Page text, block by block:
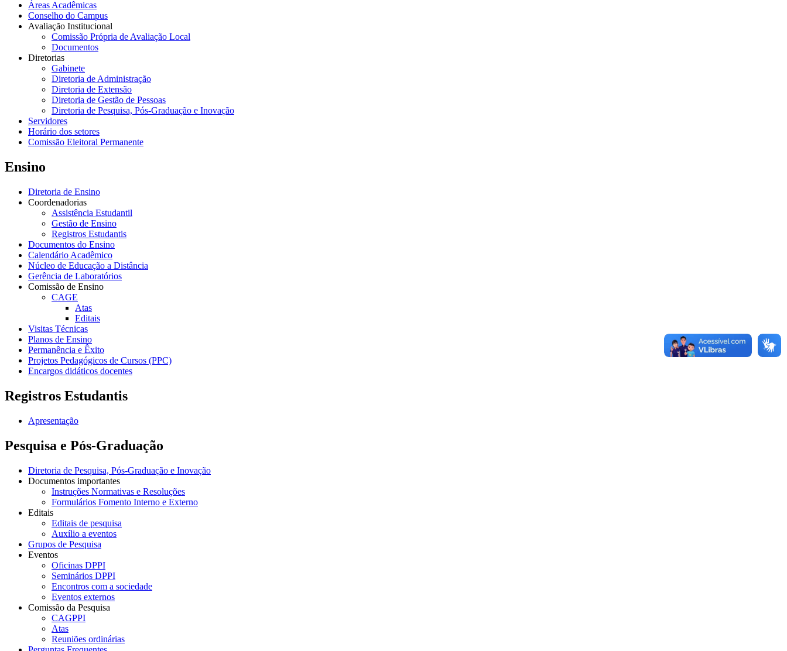
Áreas Acadêmicas
Conselho do Campus
Avaliação Institucional
Comissão Própria de Avaliação Local
Documentos
Diretorias
Gabinete
Diretoria de Administração
Diretoria de Extensão
Diretoria de Gestão de Pessoas
Diretoria de Pesquisa, Pós-Graduação e Inovação
Servidores
Horário dos setores
Comissão Eleitoral Permanente
Ensino
Diretoria de Ensino
Coordenadorias
Assistência Estudantil
Gestão de Ensino
Registros Estudantis
Documentos do Ensino
Calendário Acadêmico
Núcleo de Educação a Distância
Gerência de Laboratórios
Comissão de Ensino
CAGE
Atas
Editais
Visitas Técnicas
Planos de Ensino
Permanência e Êxito
Projetos Pedagógicos de Cursos (PPC)
Encargos didáticos docentes
Registros Estudantis
Apresentação
Pesquisa e Pós-Graduação
Diretoria de Pesquisa, Pós-Graduação e Inovação
Documentos importantes
Instruções Normativas e Resoluções
Formulários Fomento Interno e Externo
Editais
Editais de pesquisa
Auxílio a eventos
Grupos de Pesquisa
Eventos
Oficinas DPPI
Seminários DPPI
Encontros com a sociedade
Eventos externos
Comissão da Pesquisa
CAGPPI
Atas
Reuniões ordinárias